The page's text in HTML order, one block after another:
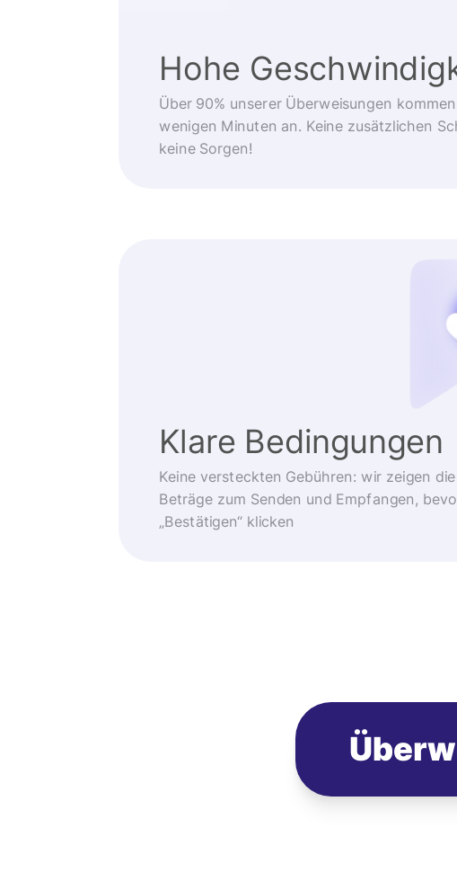
Hohe
Über 90% unserer Überweisungen
wenigen Minuten an. Keine zusätzlichen
keine Sorgen!
Klare Bedingungen
Keine versteckten Gebühren: wir zeigen
Beträge zum Senden und Empfangen,
„Bestätigen“ klicken